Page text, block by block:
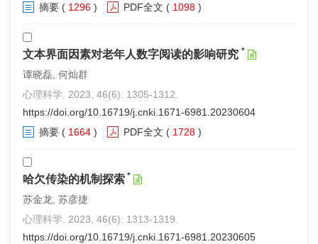
摘要 ( 1296 ) PDF全文 ( 1098 )
文本界面因素对老年人数字阅读的影响研究 *
谭晓磊, 何灿群
心理科学. 2023, 46(6): 1305-1312.
https://doi.org/10.16719/j.cnki.1671-6981.20230604
摘要 ( 1664 ) PDF全文 ( 1728 )
哈欠传染的机制探索 *
苏金龙, 苏彦捷
心理科学. 2023, 46(6): 1313-1319.
https://doi.org/10.16719/j.cnki.1671-6981.20230605